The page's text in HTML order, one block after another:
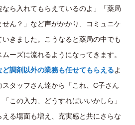
ら入れてもらえているのよ」「薬局
ん？」など声がかかり、コミュニケ
きました。こうなると薬局の中でも
ーズに流れるようになってきます。
調剤以外の業務も任せてもらえるよ
タッフさん達から「これ、C子さん
この入力、どうすればいいかしら」
る場面も増え、充実感と共にさらな